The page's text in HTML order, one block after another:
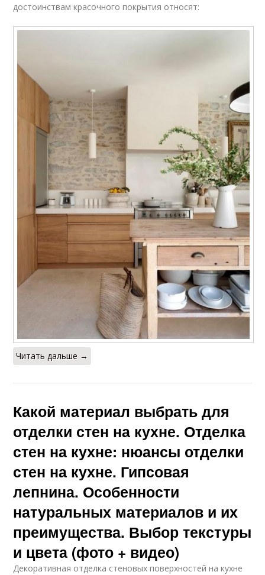
достоинствам красочного покрытия относят:
Читать дальше →
Какой материал выбрать для
отделки стен на кухне. Отделка
стен на кухне: нюансы отделки
стен на кухне. Гипсовая
лепнина. Особенности
натуральных материалов и их
преимущества. Выбор текстуры
и цвета (фото + видео)
Декоративная отделка стеновых поверхностей на кухне